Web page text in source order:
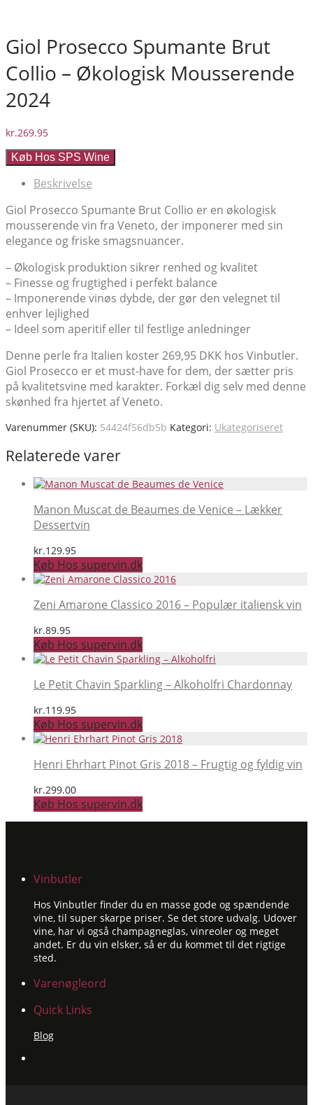
Giol Prosecco Spumante Brut
Collio – Økologisk Mousserende
2024
kr.269.95
Køb Hos SPS Wine
Beskrivelse
Giol Prosecco Spumante Brut Collio er en økologisk
mousserende vin fra Veneto, der imponerer med sin
elegance og friske smagsnuancer.
– Økologisk produktion sikrer renhed og kvalitet
– Finesse og frugtighed i perfekt balance
– Imponerende vinøs dybde, der gør den velegnet til
enhver lejlighed
– Ideel som aperitif eller til festlige anledninger
Denne perle fra Italien koster 269,95 DKK hos Vinbutler.
Giol Prosecco er et must-have for dem, der sætter pris
på kvalitetsvine med karakter. Forkæl dig selv med denne
skønhed fra hjertet af Veneto.
Varenummer (SKU): 54424f56db5b Kategori: Ukategoriseret
Relaterede varer
Manon Muscat de Beaumes de Venice – Lækker
Dessertvin
kr.129.95
Køb Hos supervin.dk
Zeni Amarone Classico 2016 – Populær italiensk vin
kr.89.95
Køb Hos supervin.dk
Le Petit Chavin Sparkling – Alkoholfri Chardonnay
kr.119.95
Køb Hos supervin.dk
Henri Ehrhart Pinot Gris 2018 – Frugtig og fyldig vin
kr.299.00
Køb Hos supervin.dk
Vinbutler
Hos Vinbutler finder du en masse gode og spændende
vine, til super skarpe priser. Se det store udvalg. Udover
vine, har vi også champagneglas, vinreoler og meget
andet. Er du vin elsker, så er du kommet til det rigtige
sted.
Varenøgleord
Quick Links
Blog